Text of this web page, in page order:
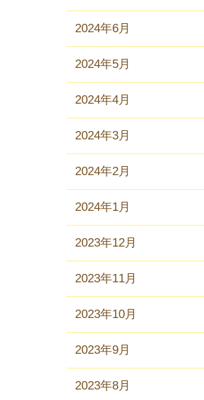
2024年6月
2024年5月
2024年4月
2024年3月
2024年2月
2024年1月
2023年12月
2023年11月
2023年10月
2023年9月
2023年8月